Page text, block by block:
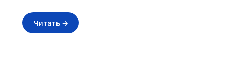
Читать →